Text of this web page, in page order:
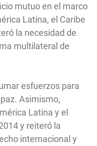
mutuo en el marco
Latina, el Caribe
la necesidad de
multilateral de
esfuerzos para
Asimismo,
Latina y el
y reiteró la
internacional y